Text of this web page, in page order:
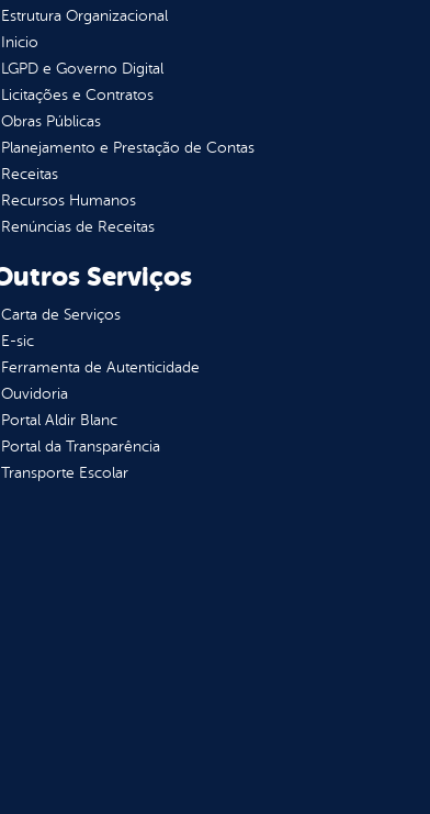
Estrutura Organizacional
Inicio
LGPD e Governo Digital
Licitações e Contratos
Obras Públicas
Planejamento e Prestação de Contas
Receitas
Recursos Humanos
Renúncias de Receitas
Serviços
Carta de Serviços
E-sic
Ferramenta de Autenticidade
Ouvidoria
Portal Aldir Blanc
Portal da Transparência
Transporte Escolar